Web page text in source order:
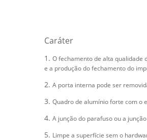
Caráter
1. O fechamento de alta qualidade
e a produção do fechamento do
2. A porta interna pode ser
3. Quadro de alumínio forte com o
4. A junção do parafuso ou a
5. Limpe a superfície sem o